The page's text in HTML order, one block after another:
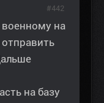
военному на
на базу
#442